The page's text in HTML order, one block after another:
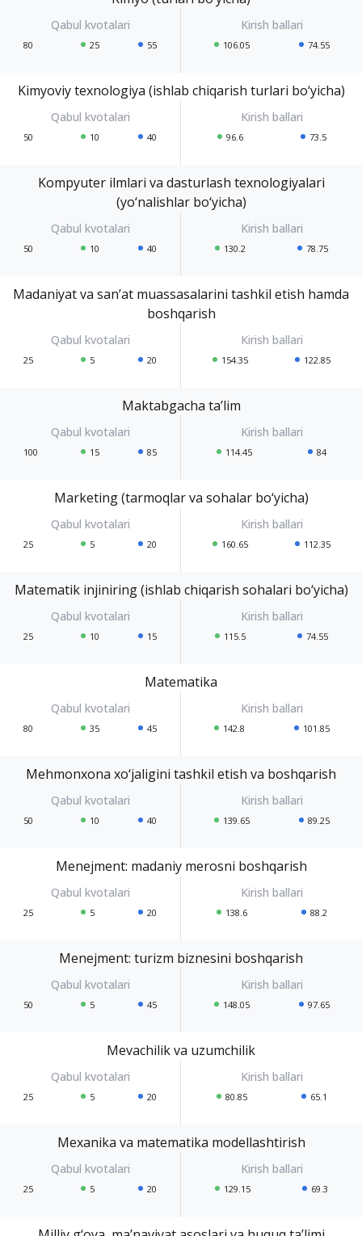
80 25 55 106.05 74.55
Kimyoviy texnologiya (ishlab chiqarish turlari bo‘yicha)
50 10 40 96.6 73.5
Kompyuter ilmlari va dasturlash texnologiyalari
(yo‘nalishlar bo‘yicha)
50 10 40 130.2 78.75
Madaniyat va san’at muassasalarini tashkil etish hamda
boshqarish
25 5 20 154.35 122.85
Maktabgacha ta’lim
100 15 85 114.45 84
Marketing (tarmoqlar va sohalar bo‘yicha)
25 5 20 160.65 112.35
Matematik injiniring (ishlab chiqarish sohalari bo‘yicha)
25 10 15 115.5 74.55
Matematika
80 35 45 142.8 101.85
Mehmonxona xo‘jaligini tashkil etish va boshqarish
50 10 40 139.65 89.25
Menejment: madaniy merosni boshqarish
25 5 20 138.6 88.2
Menejment: turizm biznesini boshqarish
50 5 45 148.05 97.65
Mevachilik va uzumchilik
25 5 20 80.85 65.1
Mexanika va matematika modellashtirish
25 5 20 129.15 69.3